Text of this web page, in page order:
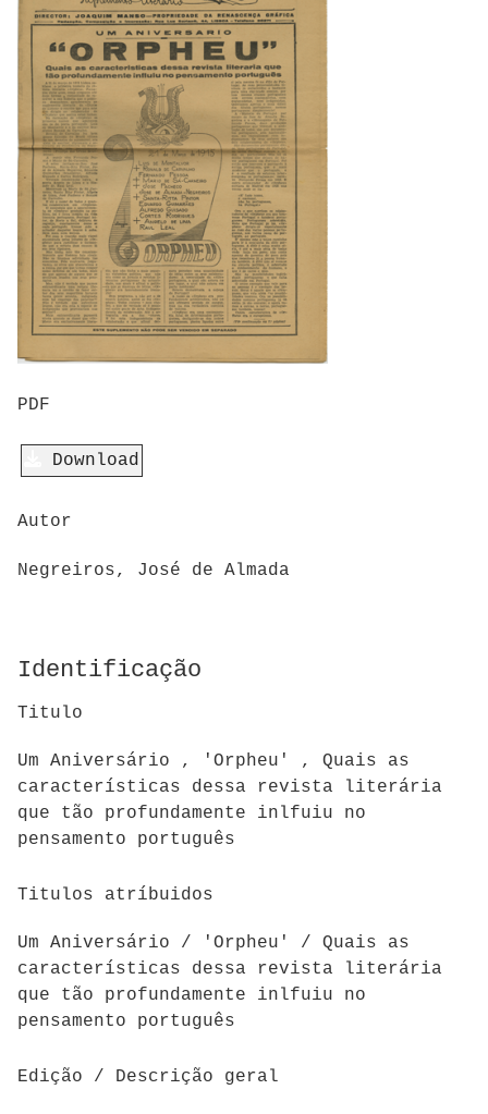
PDF
Download
Autor
Negreiros, José de Almada
Identificação
Titulo
Um Aniversário , 'Orpheu' , Quais as
características dessa revista literária
que tão profundamente inlfuiu no
pensamento português
Titulos atríbuidos
Um Aniversário / 'Orpheu' / Quais as
características dessa revista literária
que tão profundamente inlfuiu no
pensamento português
Edição / Descrição geral